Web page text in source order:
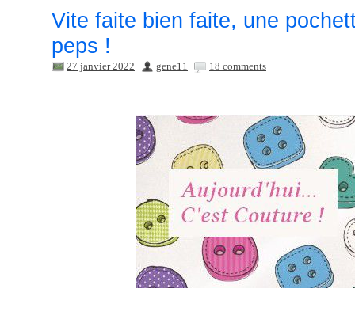
Vite faite bien faite, une
peps !
27 janvier 2022 gene11 18 comments